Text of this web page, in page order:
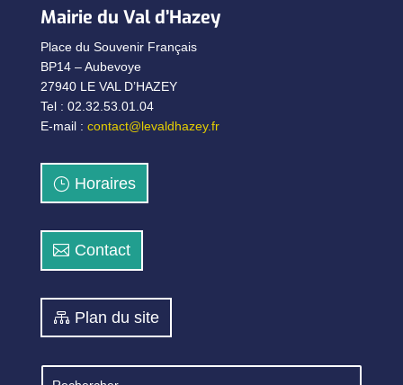
Mairie du Val d’Hazey
Place du Souvenir Français
BP14 – Aubevoye
27940 LE VAL D’HAZEY
Tel : 02.32.53.01.04
E-mail : contact@levaldhazey.fr
Horaires
Contact
Plan du site